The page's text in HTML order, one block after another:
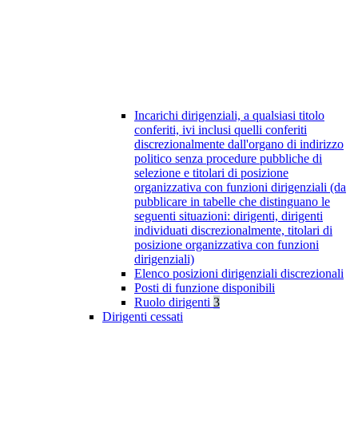
Incarichi dirigenziali, a qualsiasi titolo
conferiti, ivi inclusi quelli conferiti
discrezionalmente dall'organo di indirizzo
politico senza procedure pubbliche di
selezione e titolari di posizione
organizzativa con funzioni dirigenziali (da
pubblicare in tabelle che distinguano le
seguenti situazioni: dirigenti, dirigenti
individuati discrezionalmente, titolari di
posizione organizzativa con funzioni
dirigenziali)
Elenco posizioni dirigenziali discrezionali
Posti di funzione disponibili
Ruolo dirigenti 3
Dirigenti cessati